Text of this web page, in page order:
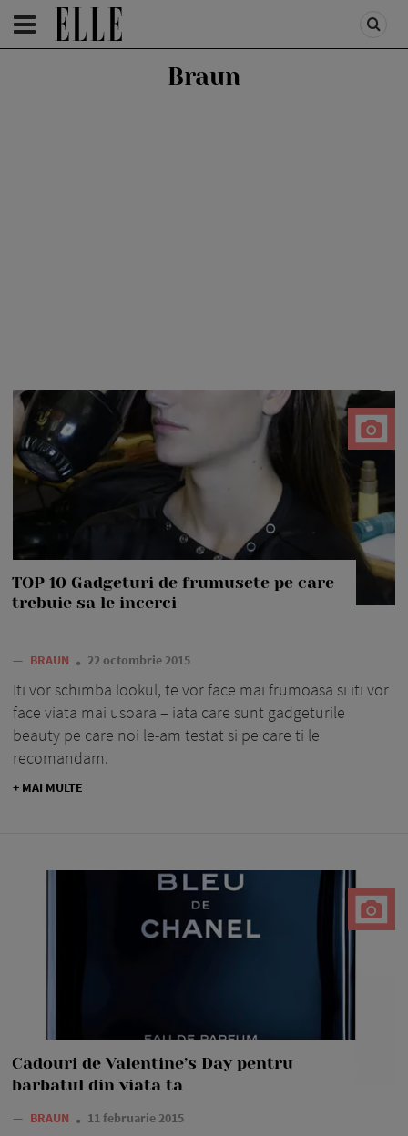
HOMEPAGE /HOMEPAGE SLIDER
Braun
TOP 10 Gadgeturi de frumusete pe care
trebuie sa le incerci
— BRAUN 22 octombrie 2015
Iti vor schimba lookul, te vor face mai frumoasa si iti vor
face viata mai usoara – iata care sunt gadgeturile
beauty pe care noi le-am testat si pe care ti le
recomandam.
+ MAI MULTE
Cadouri de Valentine’s Day pentru
barbatul din viata ta
— BRAUN 11 februarie 2015